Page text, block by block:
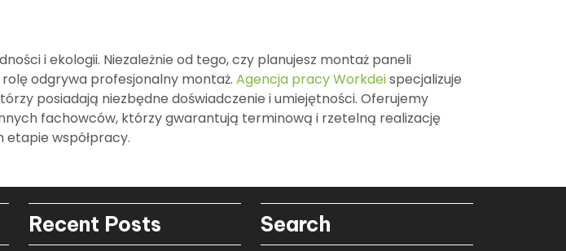
i ekologii. Niezależnie od tego, czy planujesz montaż paneli
odgrywa profesjonalny montaż. Agencja pracy Workdeispecjalizuje
posiadają niezbędne doświadczenie i umiejętności. Oferujemy
fachowców, którzy gwarantują terminową i rzetelną realizację
etapie współpracy.
Recent Posts Search